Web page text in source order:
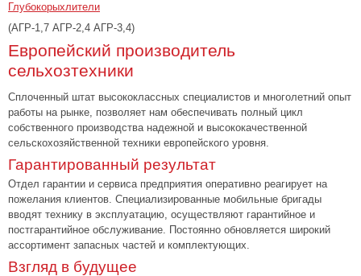
Глубокорыхлители
(АГР-1,7 АГР-2,4 АГР-3,4)
Европейский производитель
сельхозтехники
Сплоченный штат высококлассных специалистов и многолетний опыт
работы на рынке, позволяет нам обеспечивать полный цикл
собственного производства надежной и высококачественной
сельскохозяйственной техники европейского уровня.
Гарантированный результат
Отдел гарантии и сервиса предприятия оперативно реагирует на
пожелания клиентов. Специализированные мобильные бригады
вводят технику в эксплуатацию, осуществляют гарантийное и
постгарантийное обслуживание. Постоянно обновляется широкий
ассортимент запасных частей и комплектующих.
Взгляд в будущее